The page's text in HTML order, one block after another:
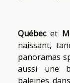
Québecet
naissant,
panoramas
aussi une
baleines